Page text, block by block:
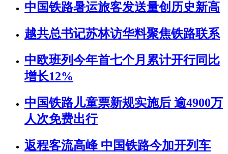
中国铁路暑运旅客发送量创历史新高
越共总书记苏林访华料聚焦铁路联系
中欧班列今年首七个月累计开行同比
增长12%
中国铁路儿童票新规实施后 逾4900万
人次免费出行
返程客流高峰 中国铁路今加开列车